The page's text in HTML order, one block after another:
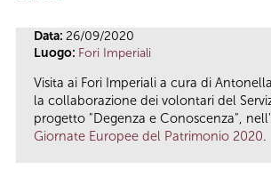
Data: 26/09/2020
Luogo: Fori Imperiali
Visita ai Fori Imperiali a cura di
la collaborazione dei volontari del
progetto "Degenza e Conoscenza",
Giornate Europee del Patrimonio 2020.